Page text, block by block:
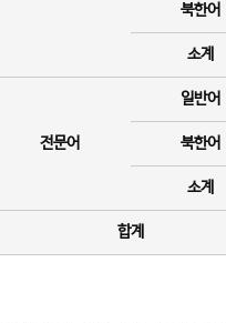
북한어
소계
전문어
일반어
북한어
소계
합계